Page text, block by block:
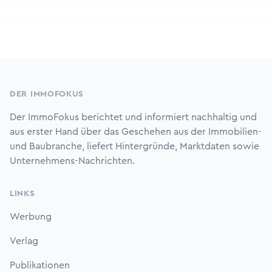
DER IMMOFOKUS
Der ImmoFokus berichtet und informiert nachhaltig und
aus erster Hand über das Geschehen aus der Immobilien-
und Baubranche, liefert Hintergründe, Marktdaten sowie
Unternehmens-Nachrichten.
LINKS
Werbung
Verlag
Publikationen